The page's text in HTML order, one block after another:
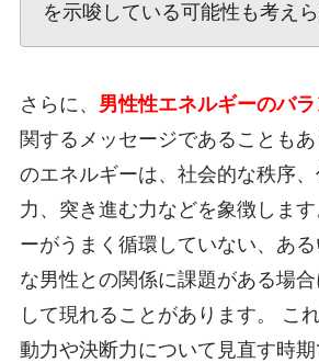
を示唆している可能性も考えら
さらに、 男性性エネルギーのバ
関するメッセージであることも
のエネルギーは、社会的な秩序
力、突き進む力などを象徴しま
ーがうまく循環していない、あ
な男性との関係に課題がある場
して現れることがあります。 こ
動力や決断力について見直す時